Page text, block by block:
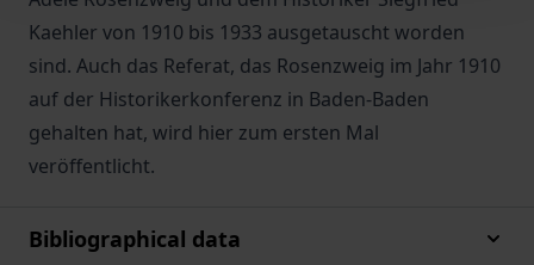
Kaehler von 1910 bis 1933 ausgetauscht worden
sind. Auch das Referat, das Rosenzweig im Jahr 1910
auf der Historikerkonferenz in Baden-Baden
gehalten hat, wird hier zum ersten Mal
veröffentlicht.
Bibliographical data